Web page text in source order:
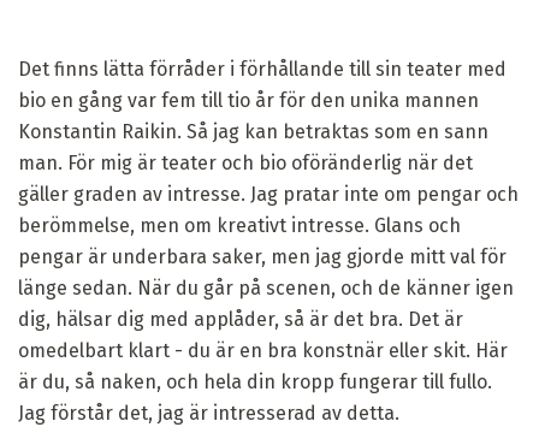
Det finns lätta förråder i förhållande till sin teater med
bio en gång var fem till tio år för den unika mannen
Konstantin Raikin. Så jag kan betraktas som en sann
man. För mig är teater och bio oföränderlig när det
gäller graden av intresse. Jag pratar inte om pengar och
berömmelse, men om kreativt intresse. Glans och
pengar är underbara saker, men jag gjorde mitt val för
länge sedan. När du går på scenen, och de känner igen
dig, hälsar dig med applåder, så är det bra. Det är
omedelbart klart - du är en bra konstnär eller skit. Här
är du, så naken, och hela din kropp fungerar till fullo.
Jag förstår det, jag är intresserad av detta.